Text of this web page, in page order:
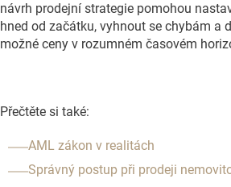
návrh prodejní strategie pomohou
hned od začátku, vyhnout se chybám a
možné ceny v rozumném časovém
Přečtěte si také:
AML zákon v realitách
Správný postup při prodeji